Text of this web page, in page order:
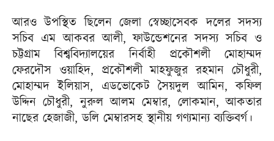
আরও উপস্থিত ছিলেন জেলা স্বেচ্ছাসেবক দলের সদস্য
সচিব এম আকবর আলী, ফাউন্ডেশনের সদস্য সচিব ও
চট্টগ্রাম বিশ্ববিদ্যালয়ের নির্বাহী প্রকৌশলী মোহাম্মদ
ফেরদৌস ওয়াহিদ, প্রকৌশলী মাহফুজুর রহমান চৌধুরী,
মোহাম্মদ ইলিয়াস, এডভোকেট সৈয়দুল আমিন, কফিল
উদ্দিন চৌধুরী, নুরুল আলম মেম্বার, লোকমান, আকতার
নাছের হেজাজী, ডলি মেম্বারসহ স্থানীয় গণ্যমান্য ব্যক্তিবর্গ।